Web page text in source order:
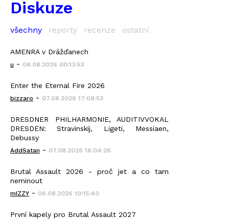
Diskuze
všechny reporty recenze ostatní
AMENRA v Drážďanech
u - 08.08.2026 00:13:53
Enter the Eternal Fire 2026
bizzaro - 07.08.2026 17:08:53
DRESDNER PHILHARMONIE, AUDITIVVOKAL
DRESDEN: Stravinskij, Ligeti, Messiaen,
Debussy
AddSatan - 07.08.2026 16:04:26
Brutal Assault 2026 - proč jet a co tam
neminout
mIZZY - 06.08.2026 10:15:40
První kapely pro Brutal Assault 2027